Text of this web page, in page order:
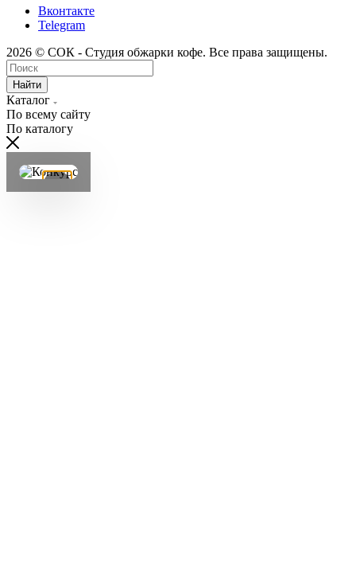
Вконтакте
Telegram
2026 © СОК - Студия обжарки кофе. Все права защищены.
Найти
Каталог
По всему сайту
По каталогу
×